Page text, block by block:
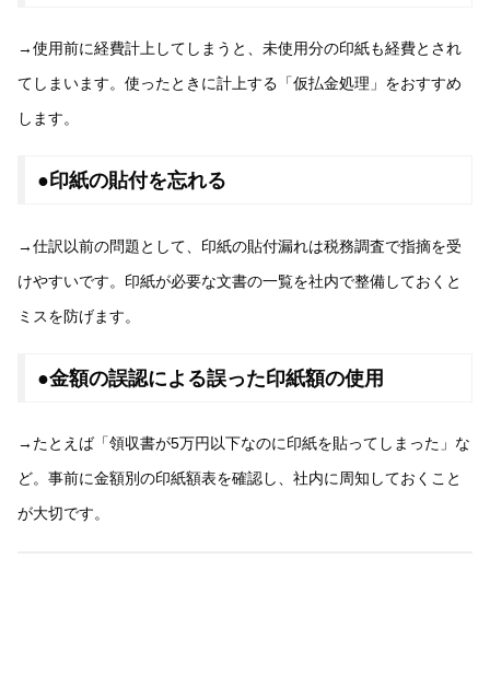
→使用前に経費計上してしまうと、未使用分の印紙も経費とされ
てしまいます。使ったときに計上する「仮払金処理」をおすすめ
します。
●印紙の貼付を忘れる
→仕訳以前の問題として、印紙の貼付漏れは税務調査で指摘を受
けやすいです。印紙が必要な文書の一覧を社内で整備しておくと
ミスを防げます。
●金額の誤認による誤った印紙額の使用
→たとえば「領収書が5万円以下なのに印紙を貼ってしまった」な
ど。事前に金額別の印紙額表を確認し、社内に周知しておくこと
が大切です。